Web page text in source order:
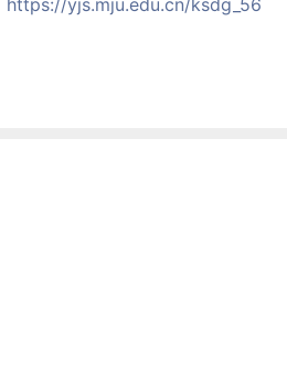
https://yjs.mju.edu.cn/ksdg_56